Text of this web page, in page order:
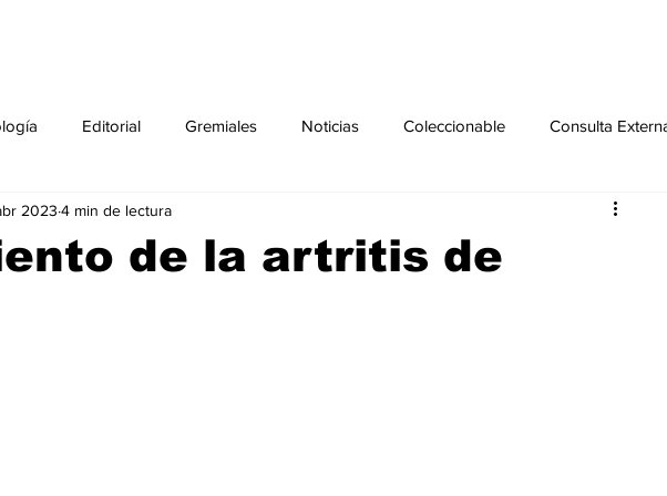
Editorial Gremiales Noticias Coleccionable Consulta
Agenda Sección especial
de la artritis de
2023 4 min de lectura